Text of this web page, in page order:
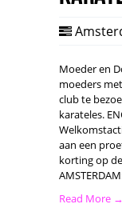
Moeder en
moeders
club te
karateles.
aan een
korting op
Read More →